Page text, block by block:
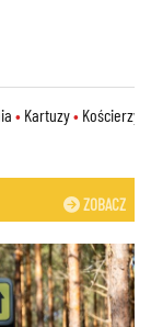
• Kartuzy•
ZOBACZ